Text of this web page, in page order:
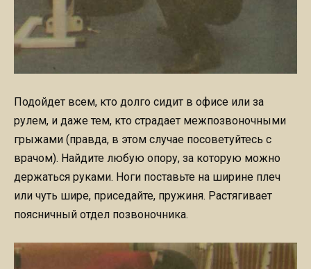
Подойдет всем, кто долго сидит в офисе или за
рулем, и даже тем, кто страдает межпозвоночными
грыжами (правда, в этом случае посоветуйтесь с
врачом). Найдите любую опору, за которую можно
держаться руками. Ноги поставьте на ширине плеч
или чуть шире, приседайте, пружиня. Растягивает
поясничный отдел позвоночника.